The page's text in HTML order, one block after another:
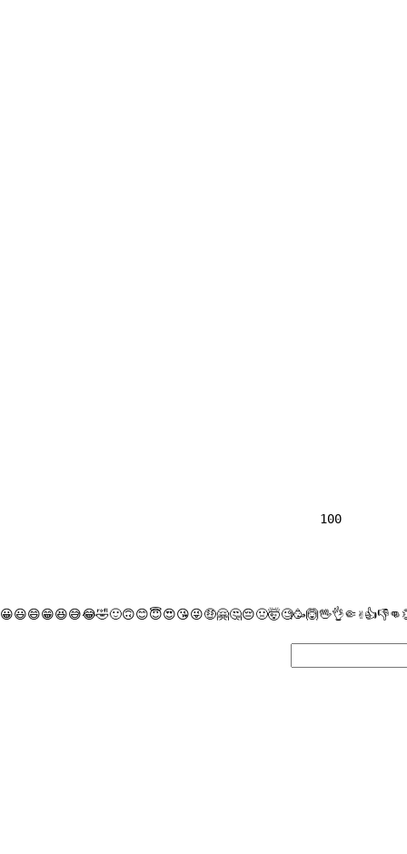
100
😀😃😄😁😆😅😂🤣🙂🙃😊😇😍😘😜🤑🤗🤔😔🤢🤯🧐🥳🙆🖖👌🤏✌👍👎👊